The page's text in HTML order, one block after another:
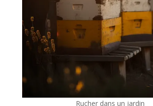
Rucher dans un jardin